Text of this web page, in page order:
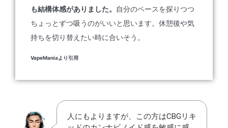
も結構体感がありました。
自分のペースを探りつつ
ちょっとずつ吸うのがいいと思います。休憩後や気
持ちを切り替えたい時に合いそう。
VapeManiaより引用
人にもよりますが、この方はCBGリキ